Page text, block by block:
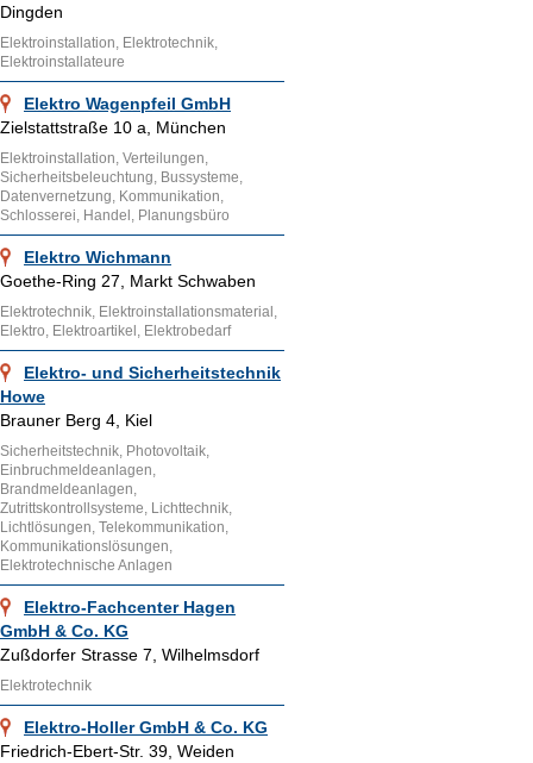
Dingden
Elektroinstallation, Elektrotechnik,
Elektroinstallateure
Elektro Wagenpfeil GmbH
Zielstattstraße 10 a, München
Elektroinstallation, Verteilungen,
Sicherheitsbeleuchtung, Bussysteme,
Datenvernetzung, Kommunikation,
Schlosserei, Handel, Planungsbüro
Elektro Wichmann
Goethe-Ring 27, Markt Schwaben
Elektrotechnik, Elektroinstallationsmaterial,
Elektro, Elektroartikel, Elektrobedarf
Elektro- und Sicherheitstechnik
Howe
Brauner Berg 4, Kiel
Sicherheitstechnik, Photovoltaik,
Einbruchmeldeanlagen,
Brandmeldeanlagen,
Zutrittskontrollsysteme, Lichttechnik,
Lichtlösungen, Telekommunikation,
Kommunikationslösungen,
Elektrotechnische Anlagen
Elektro-Fachcenter Hagen
GmbH & Co. KG
Zußdorfer Strasse 7, Wilhelmsdorf
Elektrotechnik
Elektro-Holler GmbH & Co. KG
Friedrich-Ebert-Str. 39, Weiden